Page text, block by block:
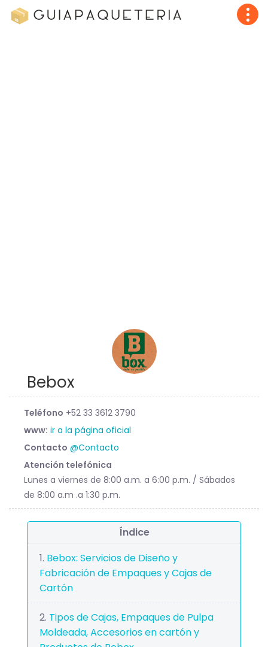
Bebox
Teléfono +52 33 3612 3790
www: ir a la página oficial
Contacto @Contacto
Atención telefónica
Lunes a viernes de 8:00 a.m. a 6:00 p.m. / Sábados
de 8:00 a.m .a 1:30 p.m.
Índice
Bebox: Servicios de Diseño y
Fabricación de Empaques y Cajas de
Cartón
Tipos de Cajas, Empaques de Pulpa
Moldeada, Accesorios en cartón y